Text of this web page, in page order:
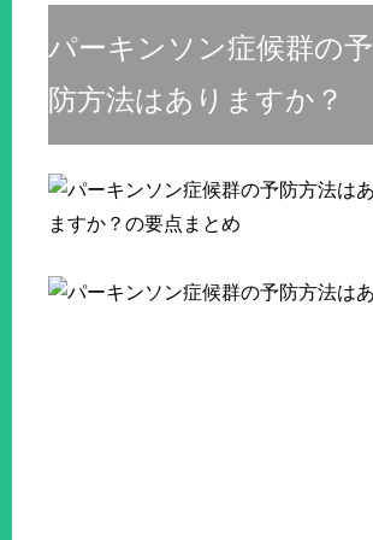
パーキンソン症候群の予
防方法はありますか？